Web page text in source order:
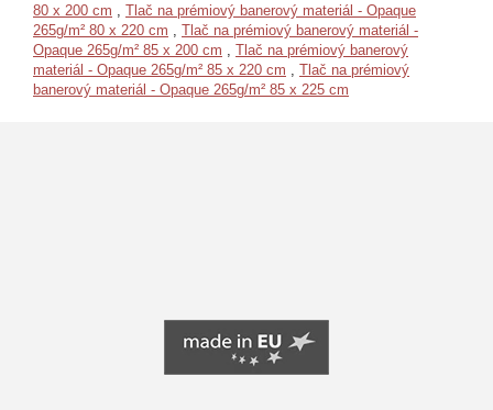
80 x 200 cm
Tlač na prémiový banerový materiál - Opaque
265g/m² 80 x 220 cm
Tlač na prémiový banerový materiál -
Opaque 265g/m² 85 x 200 cm
Tlač na prémiový banerový
materiál - Opaque 265g/m² 85 x 220 cm
Tlač na prémiový
banerový materiál - Opaque 265g/m² 85 x 225 cm